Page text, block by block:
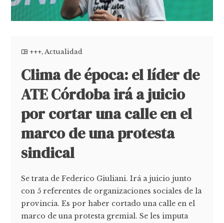
+++,Actualidad
Clima de época: el líder de
ATE Córdoba irá a juicio
por cortar una calle en el
marco de una protesta
sindical
Se trata de Federico Giuliani. Irá a juicio junto
con 5 referentes de organizaciones sociales de la
provincia. Es por haber cortado una calle en el
marco de una protesta gremial. Se les imputa